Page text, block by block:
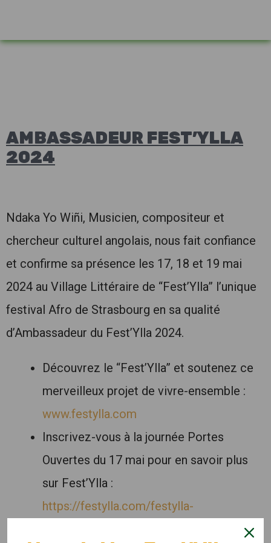
AMBASSADEUR FEST’YLLA
2024
Ndaka Yo Wiñi, Musicien, compositeur et
chercheur culturel angolais, nous fait confiance
et confirme sa présence les 17, 18 et 19 mai
2024 au Village Littéraire de “Fest’Ylla” l’unique
festival Afro de Strasbourg en sa qualité
d’Ambassadeur du Fest’Ylla 2024.
Découvrez le “Fest’Ylla” et soutenez ce
merveilleux projet de vivre-ensemble :
www.festylla.com
Inscrivez-vous à la journée Portes
Ouvertes du 17 mai pour en savoir plus
sur Fest’Ylla :
https://festylla.com/festylla-